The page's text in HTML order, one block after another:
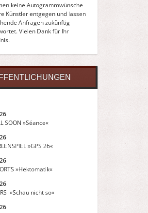
keine Autogrammwünsche
Künstler entgegen und lassen
Anfragen zukünftig
Vielen Dank für Ihr
SOON »Séance«
»GPS 26«
»Hektomatik«
»Schau nicht so«